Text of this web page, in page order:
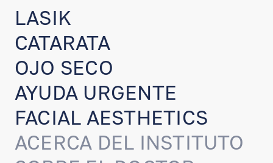
ACERCA DEL INSTITUTO
LASIK
CATARATA
OJO SECO
AYUDA URGENTE
FACIAL AESTHETICS